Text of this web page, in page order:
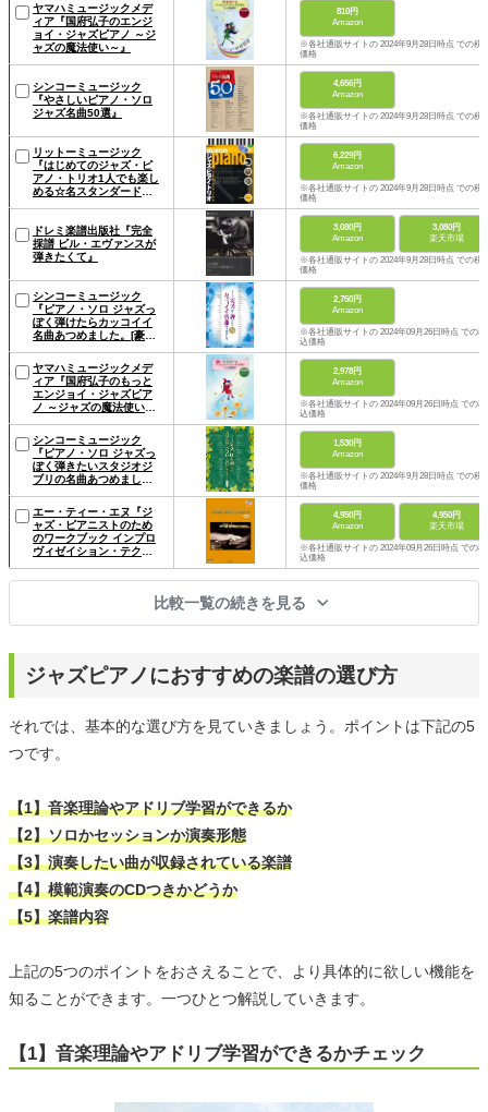
ヤマハミュージックメデ
ィア『国府弘子のエンジ
ョイ・ジャズピアノ ～ジ
ャズの魔法使い～』
810円
Amazon
※各社通販サイトの 2024年9月28日時点 での税
価格
シンコーミュージック
『やさしいピアノ・ソロ
ジャズ名曲50選』
4,656円
Amazon
※各社通販サイトの 2024年9月28日時点 での税
価格
リットーミュージック
『はじめてのジャズ・ピ
アノ・トリオ1人でも楽し
める☆名スタンダード・
6,229円
Amazon
※各社通販サイトの 2024年9月28日時点 での税
価格
ドレミ楽譜出版社『完全
採譜 ビル・エヴァンスが
弾きたくて』
3,080円
Amazon
3,080円
楽天市場
※各社通販サイトの 2024年9月28日時点 での税
価格
シンコーミュージック
『ピアノ・ソロ ジャズっ
ぽく弾けたらカッコイイ
名曲あつめました。[豪華
2,750円
Amazon
※各社通販サイトの 2024年09月26日時点 での税
込価格
ヤマハミュージックメデ
ィア『国府弘子のもっと
エンジョイ・ジャズピア
ノ ～ジャズの魔法使い
2,978円
Amazon
※各社通販サイトの 2024年09月26日時点 での税
込価格
シンコーミュージック
『ピアノ・ソロ ジャズっ
ぽく弾きたいスタジオジ
ブリの名曲あつめまし
1,530円
Amazon
※各社通販サイトの 2024年9月28日時点 での税
価格
エー・ティー・エヌ『ジ
ャズ・ピアニストのため
のワークブック インプロ
ヴィゼイション・テクニ
4,950円
Amazon
4,950円
楽天市場
※各社通販サイトの 2024年09月26日時点 での税
込価格
比較一覧の続きを見る
ジャズピアノにおすすめの楽譜の選び方
それでは、基本的な選び方を見ていきましょう。ポイントは下記の5
つです。
【1】音楽理論やアドリブ学習ができるか
【2】ソロかセッションか演奏形態
【3】演奏したい曲が収録されている楽譜
【4】模範演奏のCDつきかどうか
【5】楽譜内容
上記の5つのポイントをおさえることで、より具体的に欲しい機能を
知ることができます。一つひとつ解説していきます。
【1】音楽理論やアドリブ学習ができるかチェック